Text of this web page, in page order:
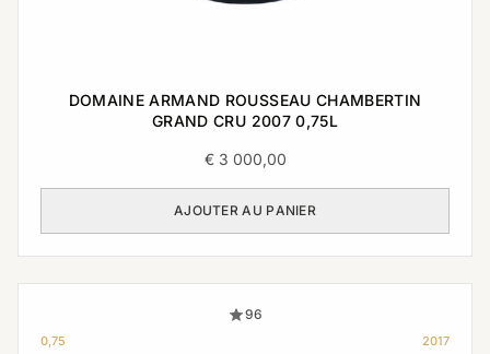
DOMAINE ARMAND ROUSSEAU CHAMBERTIN
GRAND CRU 2007 0,75L
€3 000,00
AJOUTER AU PANIER
96
0,75 2017